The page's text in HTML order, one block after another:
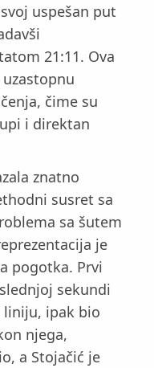
uspešan put
21:11. Ova
čime su
i direktan
znatno
susret sa
sa šutem
je
pogotka. Prvi
sekundi
liniju, ipak bio
njega,
a Stojačić je